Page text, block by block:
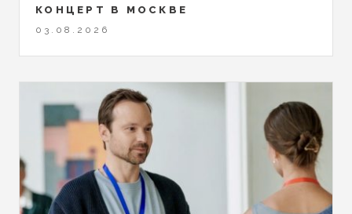
КОНЦЕРТ В МОСКВЕ
03.08.2026